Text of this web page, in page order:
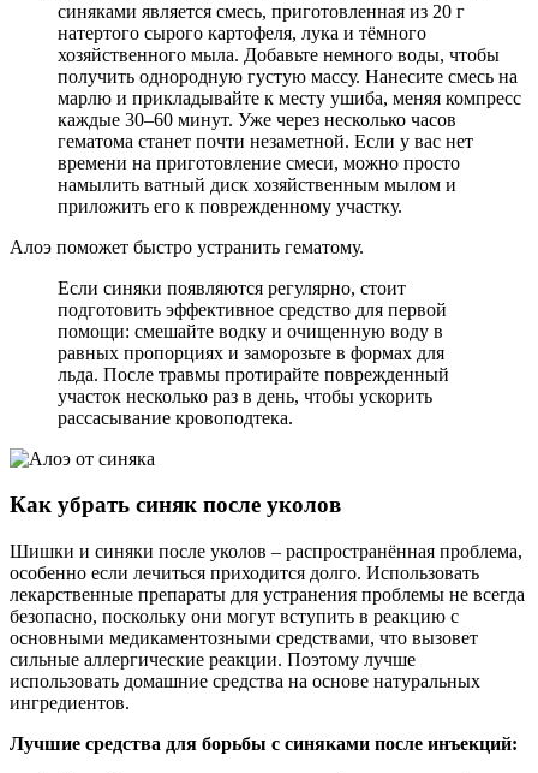
синяками является смесь, приготовленная из 20 г
натертого сырого картофеля, лука и тёмного
хозяйственного мыла. Добавьте немного воды, чтобы
получить однородную густую массу. Нанесите смесь на
марлю и прикладывайте к месту ушиба, меняя компресс
каждые 30–60 минут. Уже через несколько часов
гематома станет почти незаметной. Если у вас нет
времени на приготовление смеси, можно просто
намылить ватный диск хозяйственным мылом и
приложить его к поврежденному участку.
Алоэ поможет быстро устранить гематому.
Если синяки появляются регулярно, стоит
подготовить эффективное средство для первой
помощи: смешайте водку и очищенную воду в
равных пропорциях и заморозьте в формах для
льда. После травмы протирайте поврежденный
участок несколько раз в день, чтобы ускорить
рассасывание кровоподтека.
Как убрать синяк после уколов
Шишки и синяки после уколов – распространённая проблема,
особенно если лечиться приходится долго. Использовать
лекарственные препараты для устранения проблемы не всегда
безопасно, поскольку они могут вступить в реакцию с
основными медикаментозными средствами, что вызовет
сильные аллергические реакции. Поэтому лучше
использовать домашние средства на основе натуральных
ингредиентов.
Лучшие средства для борьбы с синяками после инъекций: